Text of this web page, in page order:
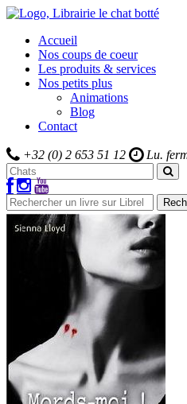
Accueil
Nos coups de coeur
Les produits & services
Nos petits plus
Animations
Blog
Contact
+32 (0) 2 653 51 12 Lu.